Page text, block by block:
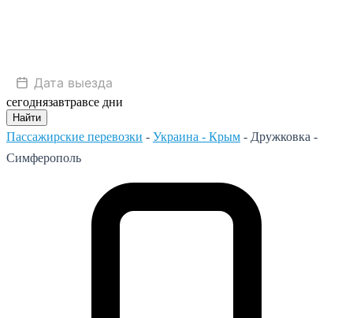
сегоднязавтравсе дни
Найти
Пассажирские перевозки - Украина - Крым - Дружковка -
Симферополь